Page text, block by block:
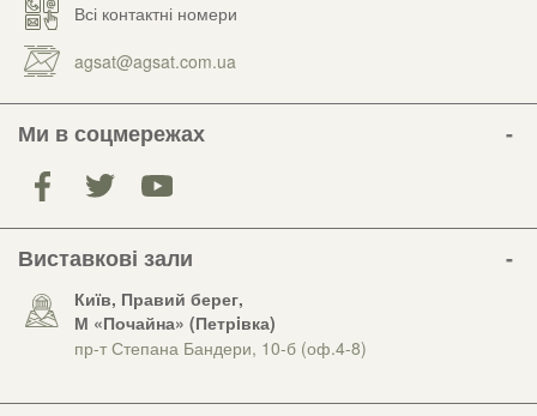
Всі контактні номери
agsat@agsat.com.ua
Ми в соцмережах
Виставкові зали
Київ, Правий берег,
М «Почайна» (Петрiвка)
пр-т Степана Бандери, 10-б (оф.4-8)